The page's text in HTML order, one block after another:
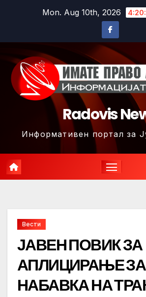
Mon. Aug 10th, 2026
Radovis
Информативен портал за
Вести
ЈАВЕН ПОВИК ЗА
АПЛИЦИРАЊЕ ЗА
НАБАВКА НА